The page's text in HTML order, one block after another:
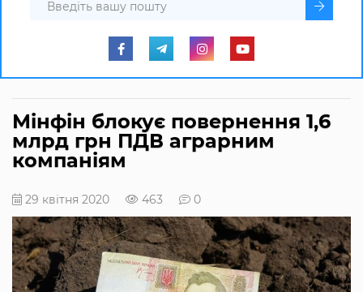
Мінфін блокує повернення 1,6
млрд грн ПДВ аграрним
компаніям
29 квітня 2020 463 0